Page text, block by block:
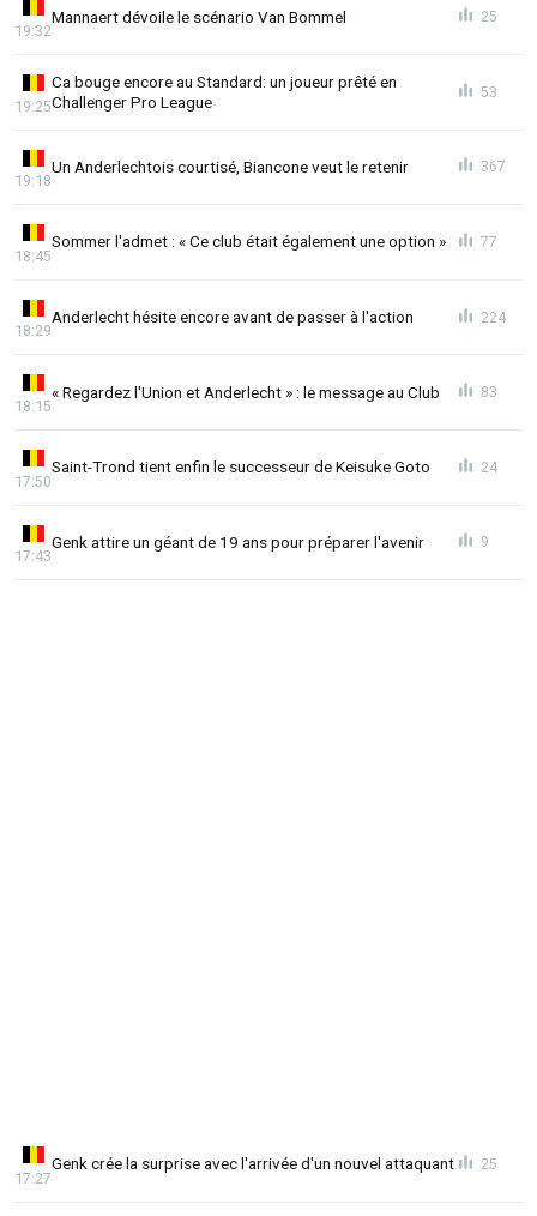
Mannaert dévoile le scénario Van Bommel
19:32
25
Ca bouge encore au Standard: un joueur prêté en
Challenger Pro League
19:25
53
Un Anderlechtois courtisé, Biancone veut le retenir
19:18
367
Sommer l'admet : « Ce club était également une option »
18:45
77
Anderlecht hésite encore avant de passer à l'action
18:29
224
« Regardez l'Union et Anderlecht » : le message au Club
18:15
83
Saint-Trond tient enfin le successeur de Keisuke Goto
17:50
24
Genk attire un géant de 19 ans pour préparer l'avenir
17:43
9
Genk crée la surprise avec l'arrivée d'un nouvel attaquant
17:27
25